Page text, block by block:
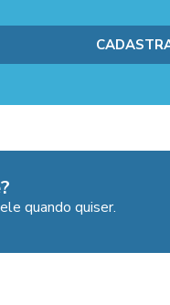
quando quiser.